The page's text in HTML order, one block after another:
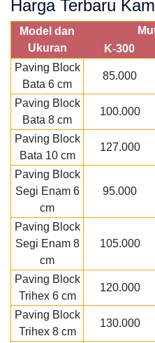
Harga Terbaru
Model dan
Ukuran
K-300
Paving Block
Bata 6 cm
85.000
Paving Block
Bata 8 cm
100.000
Paving Block
Bata 10 cm
127.000
Paving Block
Segi Enam 6
cm
95.000
Paving Block
Segi Enam 8
cm
105.000
Paving Block
Trihex 6 cm
120.000
Paving Block
Trihex 8 cm
130.000